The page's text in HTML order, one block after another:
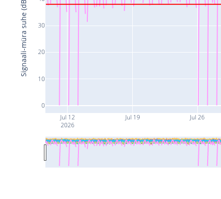
Jul 12
2026
Jul 19 Jul 26
0
10
20
30
Signaali-müra suhe (dB)